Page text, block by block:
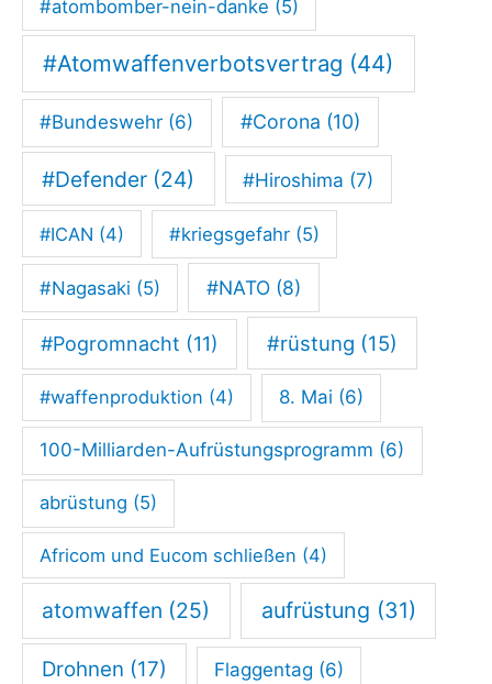
#atombomber-nein-danke (5)
#Atomwaffenverbotsvertrag (44)
#Bundeswehr (6) #Corona (10)
#Defender (24) #Hiroshima (7)
#ICAN (4) #kriegsgefahr(5)
#Nagasaki (5) #NATO(8)
#Pogromnacht (11) #rüstung (15)
#waffenproduktion (4) 8. Mai (6)
100-Milliarden-Aufrüstungsprogramm (6)
abrüstung (5)
Africom und Eucom schließen (4)
atomwaffen (25) aufrüstung (31)
Drohnen (17) Flaggentag (6)